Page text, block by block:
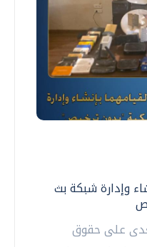
وإدارة شبكة بث
على حقوق